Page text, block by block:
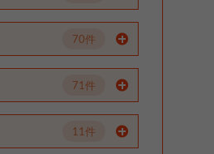
70件
71件
11件